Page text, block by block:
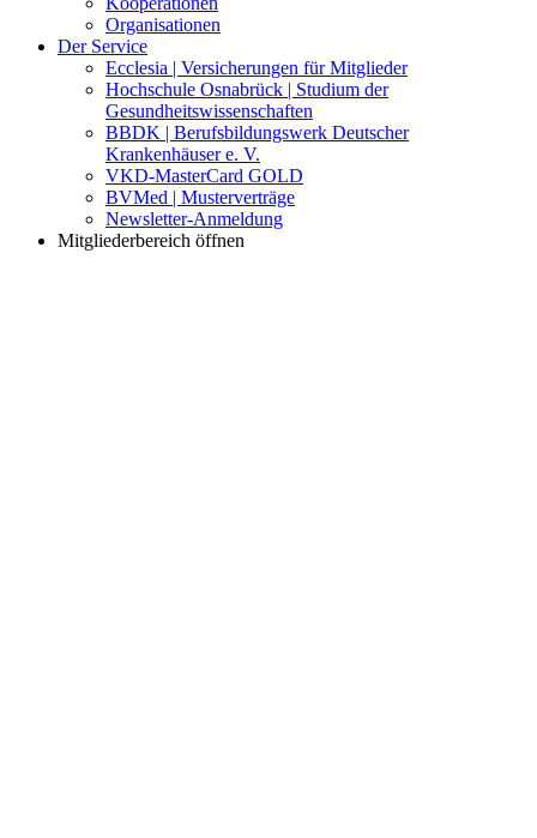
Organisationen
Der Service
Ecclesia | Versicherungen für Mitglieder
Hochschule Osnabrück | Studium der
Gesundheitswissenschaften
BBDK | Berufsbildungswerk Deutscher
Krankenhäuser e. V.
VKD-MasterCard GOLD
BVMed | Musterverträge
Newsletter-Anmeldung
Mitgliederbereich öffnen